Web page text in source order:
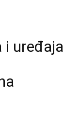
i uređaja